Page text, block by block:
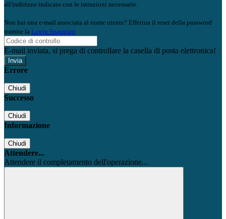
all'indirizzo indicato con le istruzioni necessarie.
Non hai una e-mail associata al nome utente? Effettua il reset della password
tramite la Login Spaggiari
E-mail inviata, si prega di controllare la casella di posta elettronica!
Errore
Chiudi
Successo
Chiudi
Informazione
Chiudi
Attendere...
Attendere il completamento dell'operazione...